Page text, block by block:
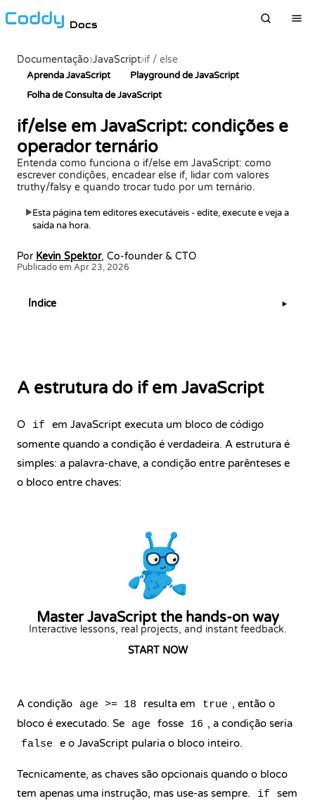
Docs
Documentação›JavaScript›if / else
Aprenda JavaScript
Playground de JavaScript
Folha de Consulta de JavaScript
if/else em JavaScript: condições e
operador ternário
Entenda como funciona o if/else em JavaScript: como
escrever condições, encadear else if, lidar com valores
truthy/falsy e quando trocar tudo por um ternário.
▶Esta página tem editores executáveis - edite, execute e veja a
saída na hora.
Por Kevin Spektor, Co-founder & CTO
Publicado em Apr 23, 2026
A estrutura do if em JavaScript
O if
em JavaScript executa um bloco de código
somente quando a condição é verdadeira. A estrutura é
simples: a palavra-chave, a condição entre parênteses e
o bloco entre chaves:
Master JavaScript the hands-on way
Interactive lessons, real projects, and instant feedback.
START NOW
A condição age >= 18 resulta em true , então o
bloco é executado. Se
age fosse 16 , a condição seria
false e o JavaScript pularia o bloco inteiro.
Tecnicamente, as chaves são opcionais quando o bloco
tem apenas uma instrução, mas use-as sempre.
if
sem
Índice ▶